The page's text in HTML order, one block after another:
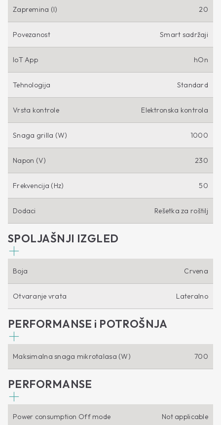
Zapremina (l) 20
Povezanost Smart sadržaji
IoT App hOn
Tehnologija Standard
Vrsta kontrole Elektronska kontrola
Snaga grilla (W) 1000
Napon (V) 230
Frekvencija (Hz) 50
Dodaci Rešetka za roštilj
SPOLJAŠNJI IZGLED
Boja Crvena
Otvaranje vrata Lateralno
PERFORMANSE i POTROŠNJA
Maksimalna snaga mikrotalasa (W) 700
PERFORMANSE
Power consumption Off mode Not applicable